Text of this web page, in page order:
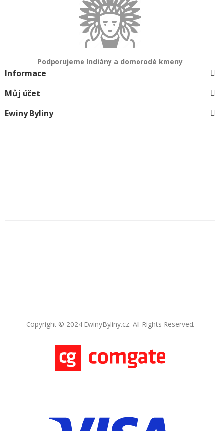
Podporujeme Indiány a domorodé kmeny
Informace
Můj účet
Ewiny Byliny
Copyright © 2024 EwinyByliny.cz. All Rights Reserved.